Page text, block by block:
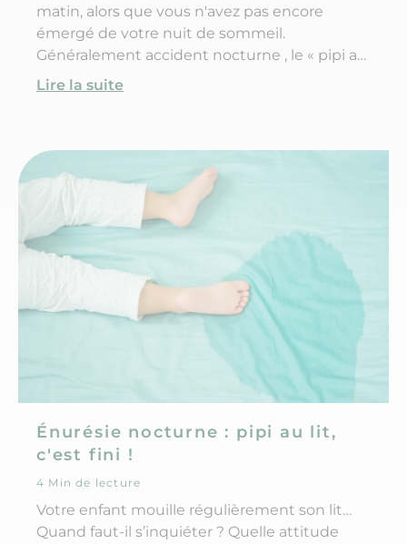
matin, alors que vous n'avez pas encore
émergé de votre nuit de sommeil.
Généralement accident nocturne , le « pipi au
lit » peut devenir un vrai problème « l'énurésie
Lire la suite
Énurésie nocturne : pipi au lit,
c'est fini !
4 Min de lecture
Votre enfant mouille régulièrement son lit…
Quand faut-il s’inquiéter ? Quelle attitude